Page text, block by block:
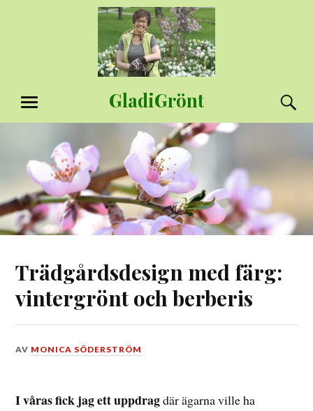
GladiGrönt
MENY
Trädgårdsdesign med färg:
vintergrönt och berberis
DEN
2017
AV MONICA SÖDERSTRÖM
I våras fick jag ett uppdragdär ägarna ville ha